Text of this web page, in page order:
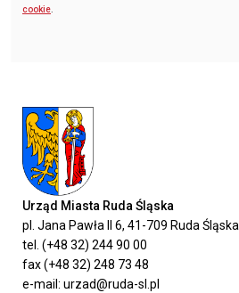
cookie.
Urząd Miasta Ruda Śląska
pl. Jana Pawła II 6, 41-709 Ruda Śląska
tel. (+48 32) 244 90 00
fax (+48 32) 248 73 48
e-mail: urzad@ruda-sl.pl